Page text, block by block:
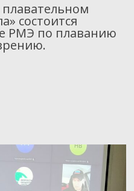
плавательном
состоится
РМЭ по плаванию